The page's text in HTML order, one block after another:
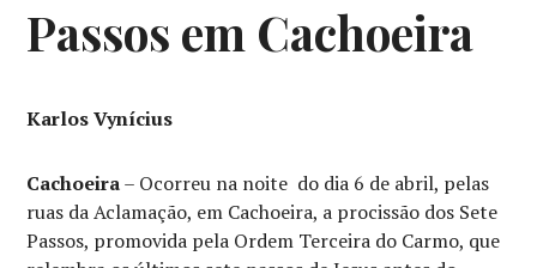
Passos em Cachoeira
Karlos Vynícius
Cachoeira– Ocorreu na noite do dia 6 de abril, pelas
ruas da Aclamação, em Cachoeira, a procissão dos Sete
Passos, promovida pela Ordem Terceira do Carmo, que